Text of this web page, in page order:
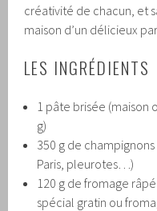
créativité de chacun, et
maison d’un délicieux
LES INGRÉDIENTS
1 pâte brisée (maison
g)
350 g de
Paris, pleurotes…)
120 g de fromage
spécial gratin ou